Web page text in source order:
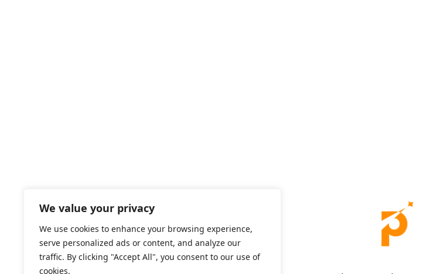
We value your privacy
We use cookies to enhance your browsing experience,
serve personalized ads or content, and analyze our
traffic. By clicking "Accept All", you consent to our use of
cookies.